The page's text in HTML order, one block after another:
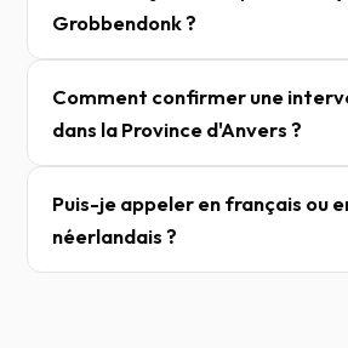
Grobbendonk ?
Comment confirmer une
dans la Province d'Anvers ?
Puis-je appeler en français ou
néerlandais ?